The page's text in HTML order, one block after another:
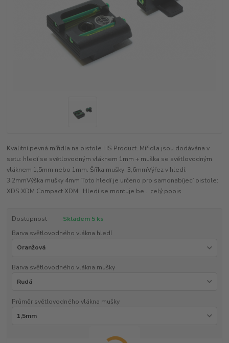
Kvalitní pevná mířidla na pistole HS Product. Mířidla jsou dodávána v
setu: hledí se světlovodným vláknem 1mm + muška se světlovodným
vláknem 1,5mm nebo 1mm. Šířka mušky: 3,6mmVýřez v hledí:
3,2mmVýška mušky 4mm Toto hledí je určeno pro samonabíjecí pistole:
XDS XDM Compact XDM Hledí se montuje be... celý popis
Dostupnost
Skladem 5 ks
Barva světlovodného vlákna hledí
Barva světlovodného vlákna mušky
Průměr světlovodného vlákna mušky